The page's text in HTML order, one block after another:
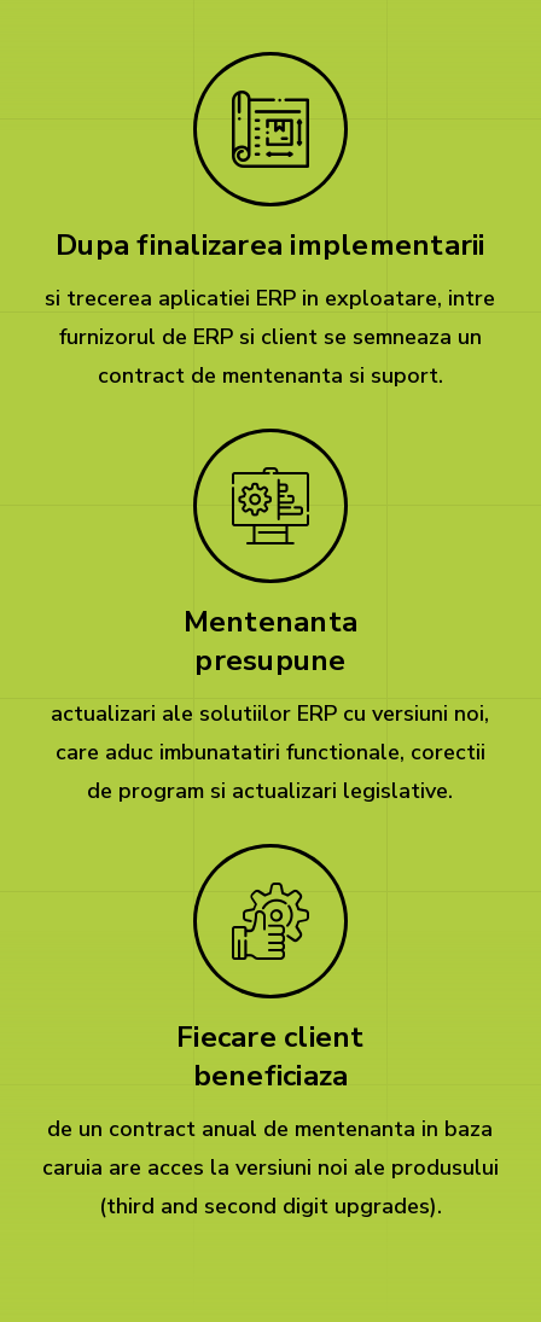
Dupa finalizarea implementarii
si trecerea aplicatiei ERP in exploatare, intre
furnizorul de ERP si client se semneaza un
contract de mentenanta si suport.
Mentenanta
presupune
actualizari ale solutiilor ERP cu versiuni noi,
care aduc imbunatatiri functionale, corectii
de program si actualizari legislative.
Fiecare client
beneficiaza
de un contract anual de mentenanta in baza
caruia are acces la versiuni noi ale produsului
(third and second digit upgrades).